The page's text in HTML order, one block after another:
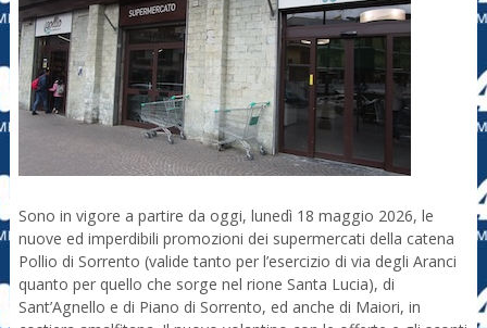
Sono in vigore a partire da oggi, lunedì 18 maggio 2026, le
nuove ed imperdibili promozioni dei supermercati della catena
Pollio di Sorrento (valide tanto per l’esercizio di via degli Aranci
quanto per quello che sorge nel rione Santa Lucia), di
Sant’Agnello e di Piano di Sorrento, ed anche di Maiori, in